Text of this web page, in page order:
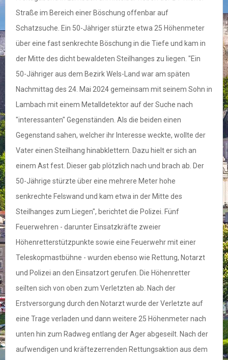
Straße im Bereich einer Böschung offenbar auf
Schatzsuche. Ein 50-Jähriger stürzte etwa 25 Höhenmeter
über eine fast senkrechte Böschung in die Tiefe und kam in
der Mitte des dicht bewaldeten Steilhanges zu liegen. "Ein
50-Jähriger aus dem Bezirk Wels-Land war am späten
Nachmittag des 24. Mai 2024 gemeinsam mit seinem Sohn in
Lambach mit einem Metalldetektor auf der Suche nach
"interessanten" Gegenständen. Als die beiden einen
Gegenstand sahen, welcher ihr Interesse weckte, wollte der
Vater einen Steilhang hinabklettern. Dazu hielt er sich an
einem Ast fest. Dieser gab plötzlich nach und brach ab. Der
50-Jährige stürzte über eine mehrere Meter hohe
senkrechte Felswand und kam etwa in der Mitte des
Steilhanges zum Liegen", berichtet die Polizei. Fünf
Feuerwehren - darunter Einsatzkräfte zweier
Höhenretterstützpunkte sowie eine Feuerwehr mit einer
Teleskopmastbühne - wurden ebenso wie Rettung, Notarzt
und Polizei an den Einsatzort gerufen. Die Höhenretter
seilten sich von oben zum Verletzten ab. Nach der
Erstversorgung durch den Notarzt wurde der Verletzte auf
eine Trage verladen und dann weitere 25 Höhenmeter nach
unten hin zum Radweg entlang der Ager abgeseilt. Nach der
aufwendigen und kräftezerrenden Rettungsaktion aus dem